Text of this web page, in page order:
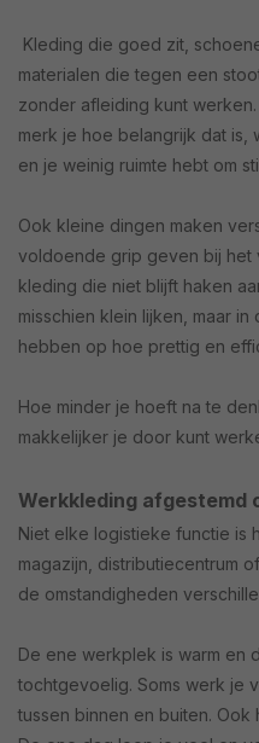
Kleding die goed zit,
materialen die tegen een
zonder afleiding kunt
merk je hoe belangrijk dat is,
en je weinig ruimte hebt om
Ook kleine dingen maken
voldoende grip geven bij het
kleding die niet blijft haken
misschien klein lijken, maar
hebben op hoe prettig en
Hoe minder je hoeft na te
makkelijker je door kunt
Werkkleding afgestemd
Niet elke logistieke functie is
magazijn, distributiecentrum
de omstandigheden
De ene werkplek is warm en
tochtgevoelig. Soms werk je
tussen binnen en buiten.